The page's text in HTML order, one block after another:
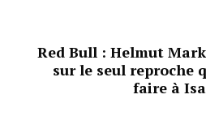
Red Bull : Helmut
sur le seul reproche
faire à